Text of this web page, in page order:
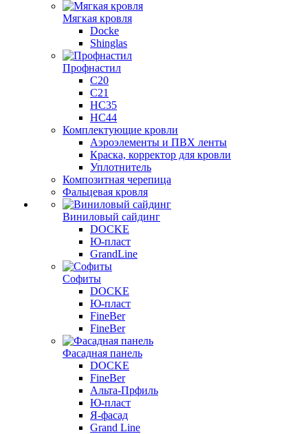
Мягкая кровля
Docke
Shinglas
Профнастил
C20
C21
НС35
НС44
Комплектующие кровли
Аэроэлементы и ПВХ ленты
Краска, корректор для кровли
Уплотнитель
Композитная черепица
Фальцевая кровля
Виниловый сайдинг
DOCKE
Ю-пласт
GrandLine
Софиты
DOCKE
Ю-пласт
FineBer
FineBer
Фасадная панель
DOCKE
FineBer
Альта-Прфиль
Ю-пласт
Я-фасад
Grand Line